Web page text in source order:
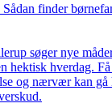
Sådan finder
søger nye
hektisk hverdag.
og nærvær kan gå